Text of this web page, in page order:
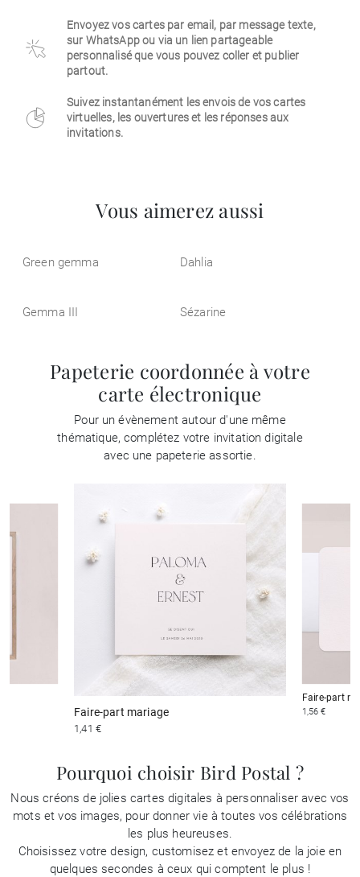
Envoyez vos cartes par email, par message texte,
sur WhatsApp ou via un lien partageable
personnalisé que vous pouvez coller et publier
partout.
Suivez instantanément les envois de vos cartes
virtuelles, les ouvertures et les réponses aux
invitations.
Vous aimerez aussi
Green gemma Dahlia
Gemma III Sézarine
Papeterie coordonnée à votre
carte électronique
Pour un évènement autour d'une même
thématique, complétez votre invitation digitale
avec une papeterie assortie.
Faire-part mariage
1,41 €
Faire-part
1,56 €
Pourquoi choisir Bird Postal ?
Nous créons de jolies cartes digitales à personnaliser avec vos
mots et vos images, pour donner vie à toutes vos célébrations
les plus heureuses.
Choisissez votre design, customisez et envoyez de la joie en
quelques secondes à ceux qui comptent le plus !